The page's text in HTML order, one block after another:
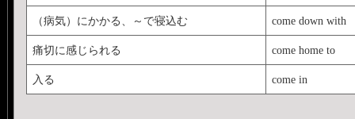
（病気）にかかる、～で寝込む come down with
痛切に感じられる come home to
入る come in